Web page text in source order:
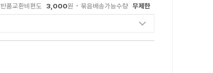
반품교환비편도 3,000원 묶음배송가능수량 무제한